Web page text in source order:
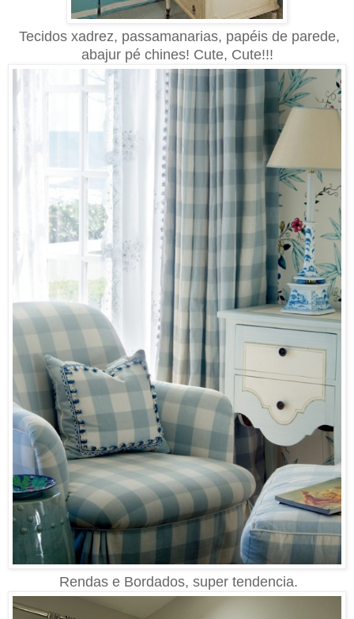
Tecidos xadrez, passamanarias, papéis de parede,
abajur pé chines! Cute, Cute!!!
Rendas e Bordados, super tendencia.